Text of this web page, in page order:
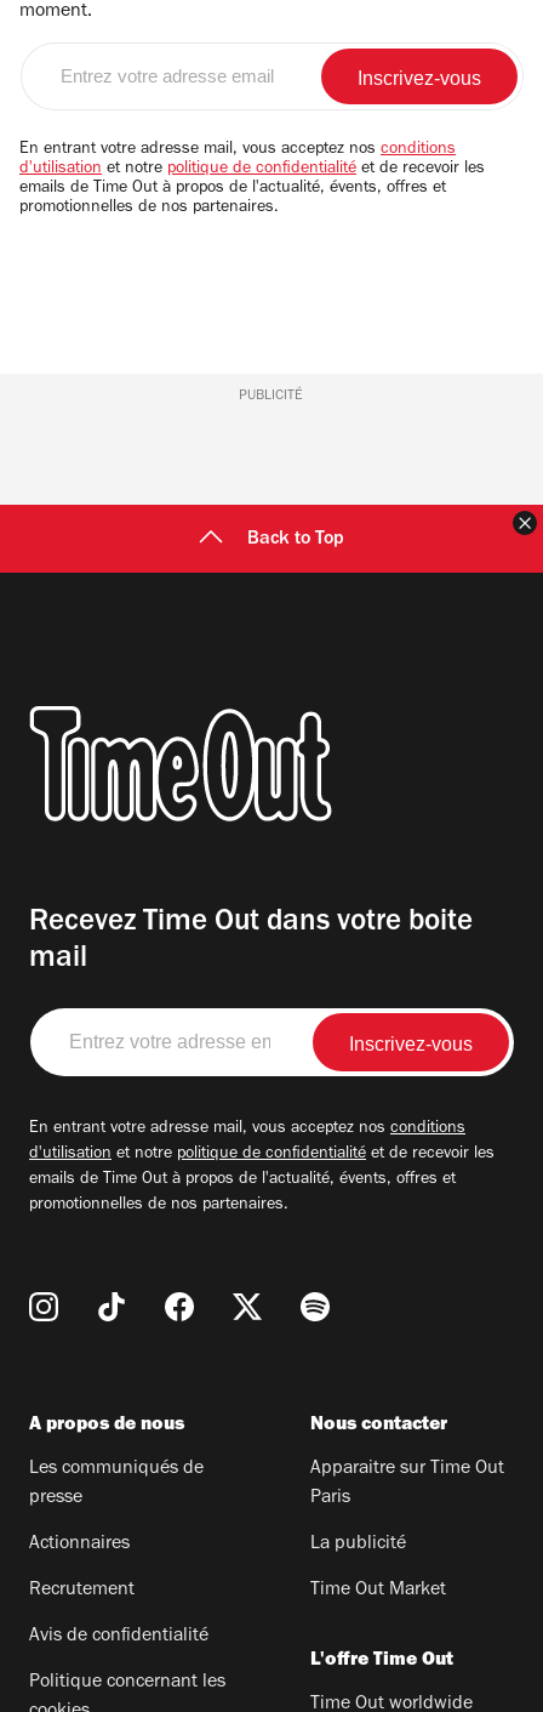
moment.
email
En entrant votre adresse mail, vous acceptez nos conditions
d'utilisation et notre politique de confidentialité et de recevoir les
emails de Time Out à propos de l'actualité, évents, offres et
promotionnelles de nos partenaires.
PUBLICITÉ
Back to Top
Recevez Time Out dans votre boite
mail
Entrez
votre
adresse
En entrant votre adresse mail, vous acceptez nos conditions
d'utilisation et notre politique de confidentialité et de recevoir les
emails de Time Out à propos de l'actualité, évents, offres et
promotionnelles de nos partenaires.
A propos de nous
Les communiqués de
presse
Actionnaires
Recrutement
Avis de confidentialité
Politique concernant les
Nous contacter
Apparaitre sur Time Out
Paris
La publicité
Time Out Market
L'offre Time Out
Time Out worldwide